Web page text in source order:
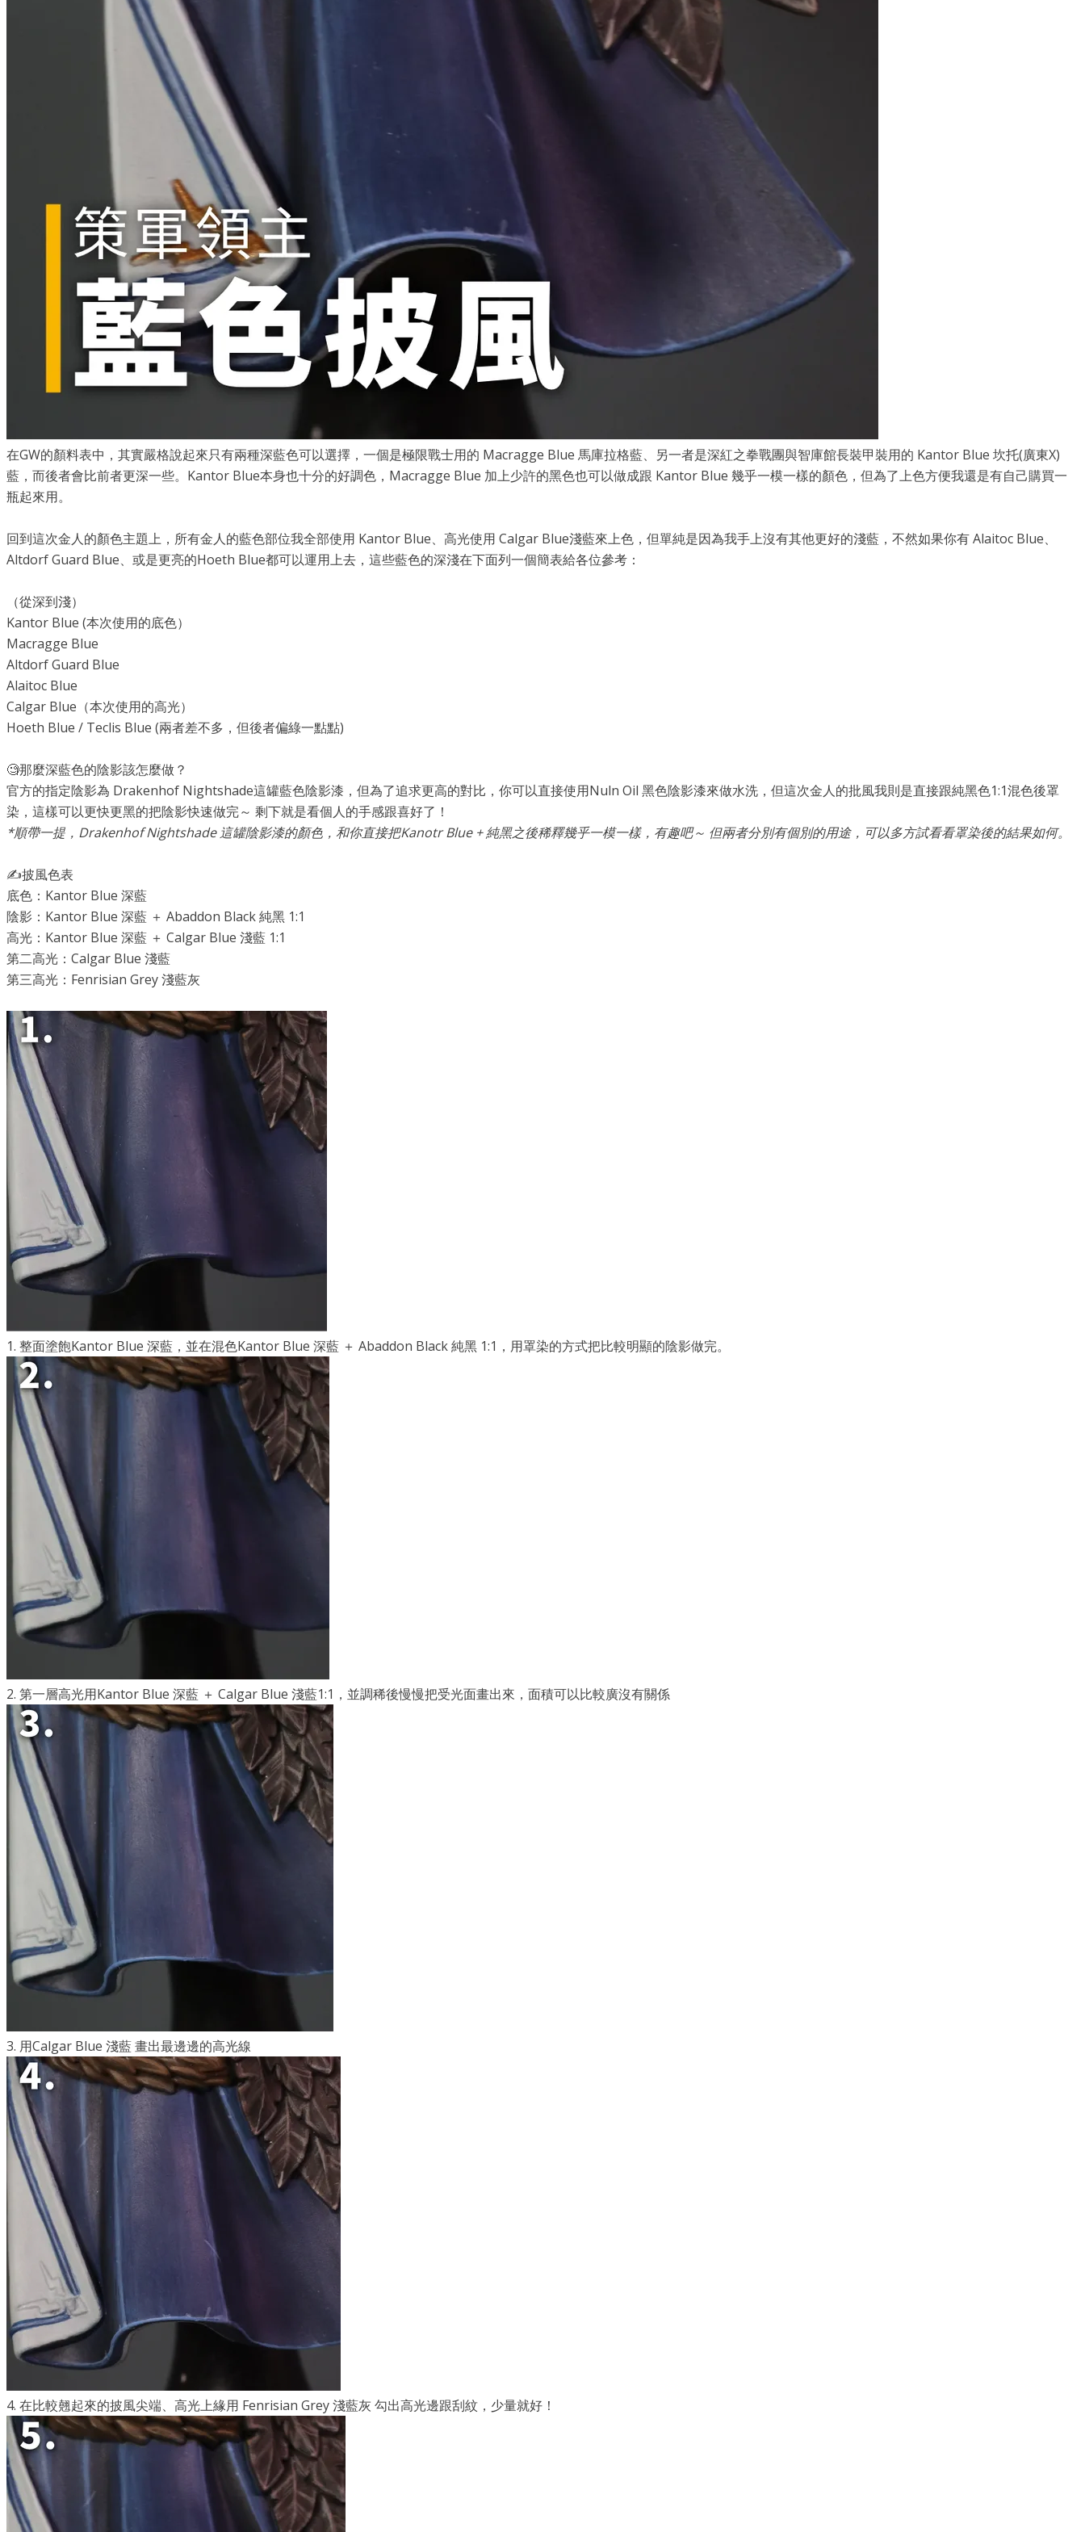
在GW的顏料表中，其實嚴格說起來只有兩種深藍色可以選擇，一個是極限戰士用的 Macragge Blue 馬庫拉格藍、另一者是深紅之拳戰團與智庫館長裝甲裝用的 Kantor Blue 坎托(廣東X)
藍，而後者會比前者更深一些。Kantor Blue本身也十分的好調色，Macragge Blue 加上少許的黑色也可以做成跟 Kantor Blue 幾乎一模一樣的顏色，但為了上色方便我還是有自己購買一
瓶起來用。
回到這次金人的顏色主題上，所有金人的藍色部位我全部使用 Kantor Blue、高光使用 Calgar Blue淺藍來上色，但單純是因為我手上沒有其他更好的淺藍，不然如果你有 Alaitoc Blue、
Altdorf Guard Blue、或是更亮的Hoeth Blue都可以運用上去，這些藍色的深淺在下面列一個簡表給各位參考：
（從深到淺）
Kantor Blue (本次使用的底色）
Macragge Blue
Altdorf Guard Blue
Alaitoc Blue
Calgar Blue（本次使用的高光）
Hoeth Blue / Teclis Blue (兩者差不多，但後者偏綠一點點)
🧐那麼深藍色的陰影該怎麼做？
官方的指定陰影為 Drakenhof Nightshade這罐藍色陰影漆，但為了追求更高的對比，你可以直接使用Nuln Oil 黑色陰影漆來做水洗，但這次金人的批風我則是直接跟純黑色1:1混色後罩
染，這樣可以更快更黑的把陰影快速做完～ 剩下就是看個人的手感跟喜好了！
*順帶一提，Drakenhof Nightshade 這罐陰影漆的顏色，和你直接把Kanotr Blue + 純黑之後稀釋幾乎一模一樣，有趣吧～ 但兩者分別有個別的用途，可以多方試看看罩染後的結果如何。
✍️披風色表
底色：Kantor Blue 深藍
陰影：Kantor Blue 深藍 ＋ Abaddon Black 純黑 1:1
高光：Kantor Blue 深藍 ＋ Calgar Blue 淺藍 1:1
第二高光：Calgar Blue 淺藍
第三高光：Fenrisian Grey 淺藍灰
1. 整面塗飽Kantor Blue 深藍，並在混色Kantor Blue 深藍 ＋ Abaddon Black 純黑 1:1，用罩染的方式把比較明顯的陰影做完。
2. 第一層高光用Kantor Blue 深藍 ＋ Calgar Blue 淺藍1:1，並調稀後慢慢把受光面畫出來，面積可以比較廣沒有關係
3. 用Calgar Blue 淺藍 畫出最邊邊的高光線
4. 在比較翹起來的披風尖端、高光上緣用 Fenrisian Grey 淺藍灰 勾出高光邊跟刮紋，少量就好！